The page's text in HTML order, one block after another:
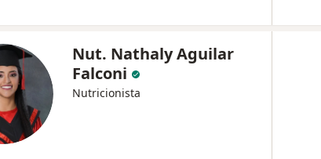
Nut. Nathaly Aguilar
Falconi
Nutricionista